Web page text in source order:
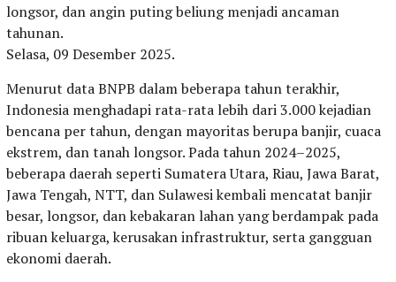
longsor, dan angin puting beliung menjadi ancaman
tahunan.
Selasa, 09 Desember 2025.
Menurut data BNPB dalam beberapa tahun terakhir,
Indonesia menghadapi rata-rata lebih dari 3.000 kejadian
bencana per tahun, dengan mayoritas berupa banjir, cuaca
ekstrem, dan tanah longsor. Pada tahun 2024–2025,
beberapa daerah seperti Sumatera Utara, Riau, Jawa Barat,
Jawa Tengah, NTT, dan Sulawesi kembali mencatat banjir
besar, longsor, dan kebakaran lahan yang berdampak pada
ribuan keluarga, kerusakan infrastruktur, serta gangguan
ekonomi daerah.